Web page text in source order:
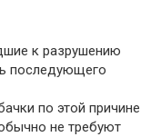
к разрушению
последующего
по этой причине
не требуют